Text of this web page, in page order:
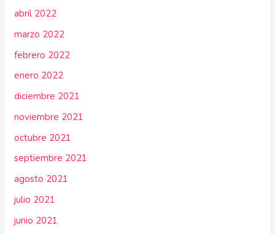
abril 2022
marzo 2022
febrero 2022
enero 2022
diciembre 2021
noviembre 2021
octubre 2021
septiembre 2021
agosto 2021
julio 2021
junio 2021